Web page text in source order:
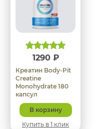
1290 ₽
Креатин Body-Pit
Creatine
Monohydrate 180
капсул
В корзину
Купить в 1 клик